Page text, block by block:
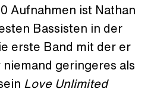
Aufnahmen ist Nathan
Bassisten in der
erste Band mit der er
geringeres als
Love Unlimited